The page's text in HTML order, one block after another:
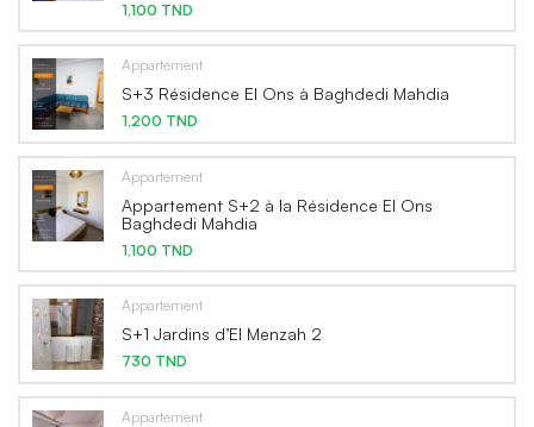
1,100 TND
Appartement
S+3 Résidence El Ons à Baghdedi Mahdia
1,200 TND
Appartement
Appartement S+2 à la Résidence El Ons
Baghdedi Mahdia
1,100 TND
Appartement
S+1 Jardins d’El Menzah 2
730 TND
Appartement